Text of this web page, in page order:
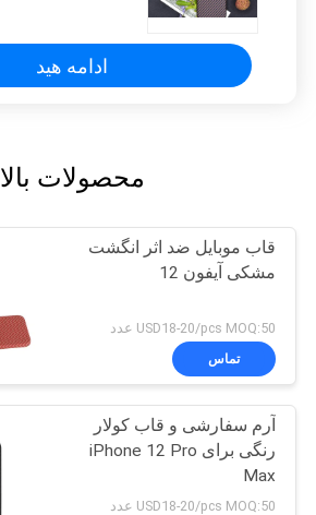
ادامه هید
محصولات بالا
قاب موبایل ضد اثر انگشت
مشکی آیفون 12
USD18-20/pcs MOQ:50 عدد
تماس
آرم سفارشی و قاب کولار
رنگی برای iPhone 12 Pro
Max
USD18-20/pcs MOQ:50 عدد